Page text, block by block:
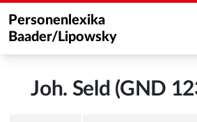
Personenlexika
Baader/Lipowsky
Joh. Seld (GND